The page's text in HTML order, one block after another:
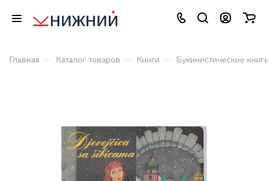
Главная – Каталог товаров – Книги – Букинистические